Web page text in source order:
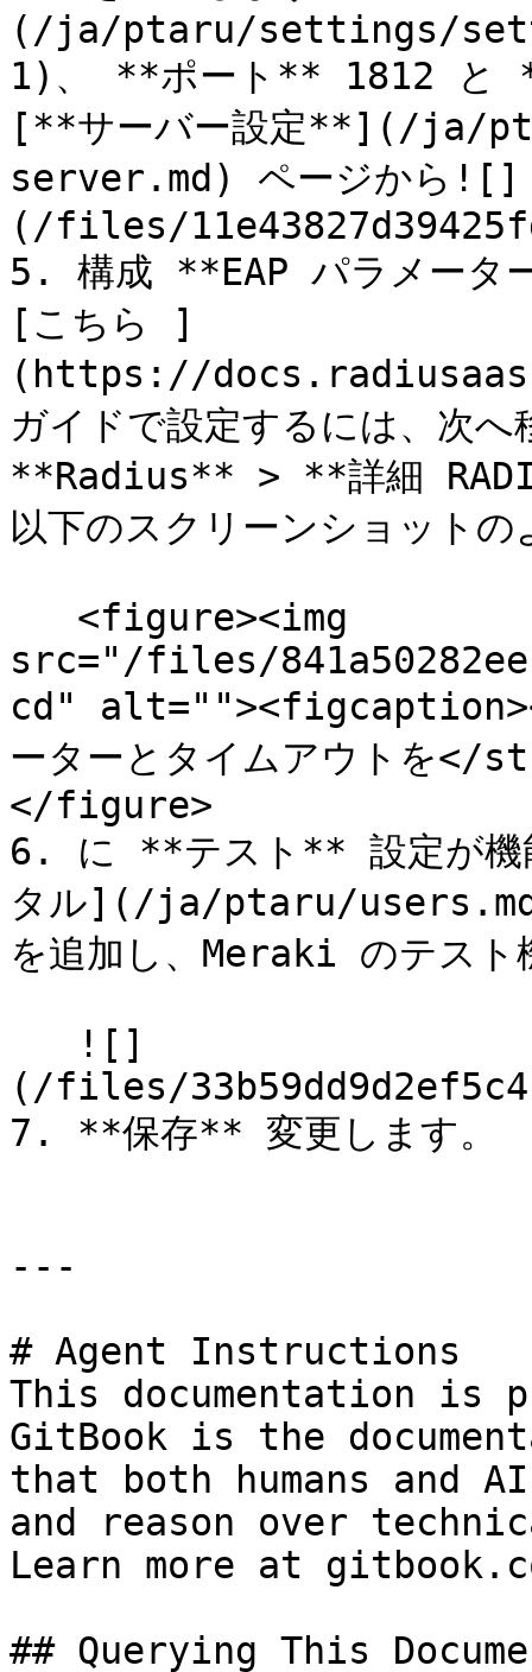
(/ja/ptaru/settings/
1)、 **ポート** 1812 と
[**サーバー設定**](/
server.md) ページから![]
(/files/
5. 構成 **EAP パラメータ
[こちら ]
(https://
ガイドで設定するには、
**Radius** > **詳細
以下のスクリーンショット
src="/files/
cd"
ーターとタイムアウトを
</figure>
6. に **テスト** 設定が機
タル](/ja/ptaru/
を追加し、Meraki のテスト
(/files/
7. **保存** 変更します。
---
# Agent Instructions
This documentation is
GitBook is the
that both humans and
and reason over
Learn more at
## Querying This